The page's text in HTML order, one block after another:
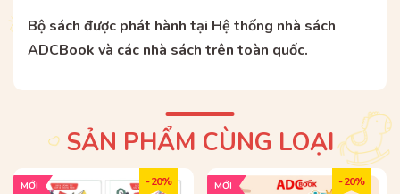
Bộ sách được phát hành tại Hệ thống nhà sách
ADCBook và các nhà sách trên toàn quốc.
SẢN PHẨM CÙNG LOẠI
- 20%
MỚI - 20%
MỚI